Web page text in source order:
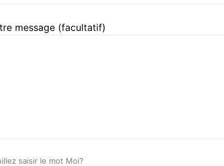
message (facultatif)
saisir le mot Moi?